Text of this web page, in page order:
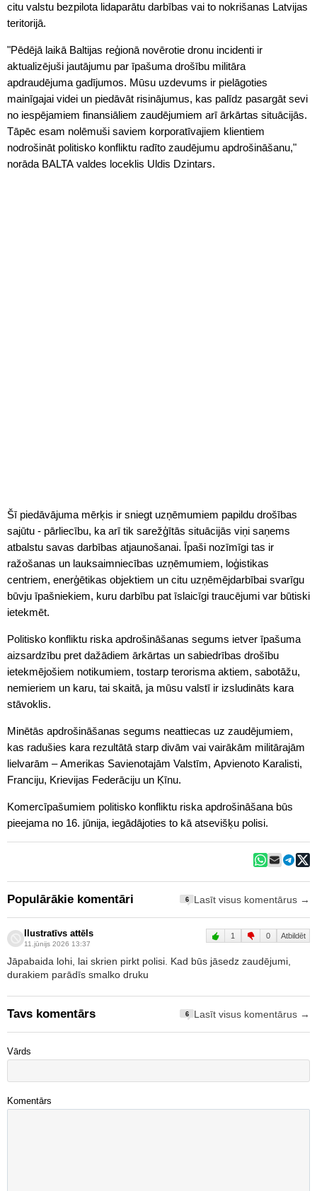
citu valstu bezpilota lidaparātu darbības vai to nokrišanas Latvijas
teritorijā.
"Pēdējā laikā Baltijas reģionā novērotie dronu incidenti ir
aktualizējuši jautājumu par īpašuma drošību militāra
apdraudējuma gadījumos. Mūsu uzdevums ir pielāgoties
mainīgajai videi un piedāvāt risinājumus, kas palīdz pasargāt sevi
no iespējamiem finansiāliem zaudējumiem arī ārkārtas situācijās.
Tāpēc esam nolēmuši saviem korporatīvajiem klientiem
nodrošināt politisko konfliktu radīto zaudējumu apdrošināšanu,"
norāda BALTA valdes loceklis Uldis Dzintars.
Šī piedāvājuma mērķis ir sniegt uzņēmumiem papildu drošības
sajūtu - pārliecību, ka arī tik sarežģītās situācijās viņi saņems
atbalstu savas darbības atjaunošanai. Īpaši nozīmīgi tas ir
ražošanas un lauksaimniecības uzņēmumiem, loģistikas
centriem, enerģētikas objektiem un citu uzņēmējdarbībai svarīgu
būvju īpašniekiem, kuru darbību pat īslaicīgi traucējumi var būtiski
ietekmēt.
Politisko konfliktu riska apdrošināšanas segums ietver īpašuma
aizsardzību pret dažādiem ārkārtas un sabiedrības drošību
ietekmējošiem notikumiem, tostarp terorisma aktiem, sabotāžu,
nemieriem un karu, tai skaitā, ja mūsu valstī ir izsludināts kara
stāvoklis.
Minētās apdrošināšanas segums neattiecas uz zaudējumiem,
kas radušies kara rezultātā starp divām vai vairākām militārajām
lielvarām – Amerikas Savienotajām Valstīm, Apvienoto Karalisti,
Franciju, Krievijas Federāciju un Ķīnu.
Komercīpašumiem politisko konfliktu riska apdrošināšana būs
pieejama no 16. jūnija, iegādājoties to kā atsevišķu polisi.
Populārākie komentāri 6 Lasīt visus komentārus →
Ilustratīvs attēls
11.jūnijs 2026 13:37
1 0 Atbildēt
Jāpabaida lohi, lai skrien pirkt polisi. Kad būs jāsedz zaudējumi,
durakiem parādīs smalko druku
Tavs komentārs 6 Lasīt visus komentārus →
Vārds
Komentārs